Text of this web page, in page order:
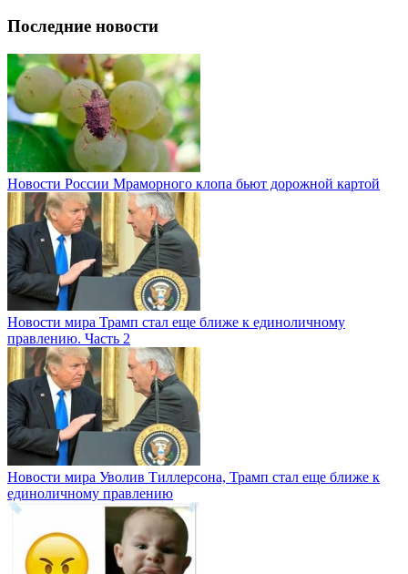
Последние новости
Новости России Мраморного клопа бьют дорожной картой
Новости мира Трамп стал еще ближе к единоличному
правлению. Часть 2
Новости мира Уволив Тиллерсона, Трамп стал еще ближе к
единоличному правлению